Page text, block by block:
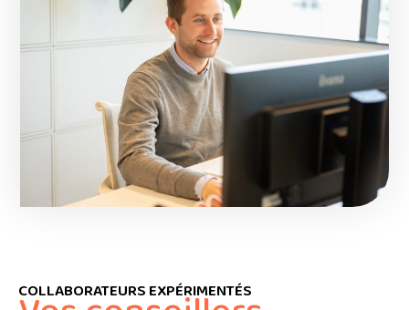
COLLABORATEURS EXPÉRIMENTÉS